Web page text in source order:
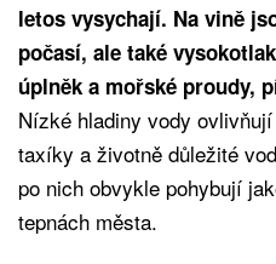
letos vysychají. Na vině
počasí, ale také
úplněk a mořské proudy,
Nízké hladiny vody
taxíky a životně důležité
po nich obvykle pohybují
tepnách města.